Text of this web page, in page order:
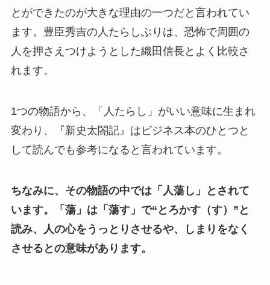
とができたのが大きな理由の一つだと言われてい
ます。豊臣秀吉の人たらしぶりは、恐怖で周囲の
人を押さえつけようとした織田信長とよく比較さ
れます。
1つの物語から、「人たらし」がいい意味に生まれ
変わり、『新史太閤記』はビジネス本のひとつと
して読んでも参考になると言われています。
ちなみに、その物語の中では「人蕩し」とされて
います。「蕩」は「蕩す」で“とろかす（す）”と
読み、人の心をうっとりさせるや、しまりをなく
させるとの意味があります。